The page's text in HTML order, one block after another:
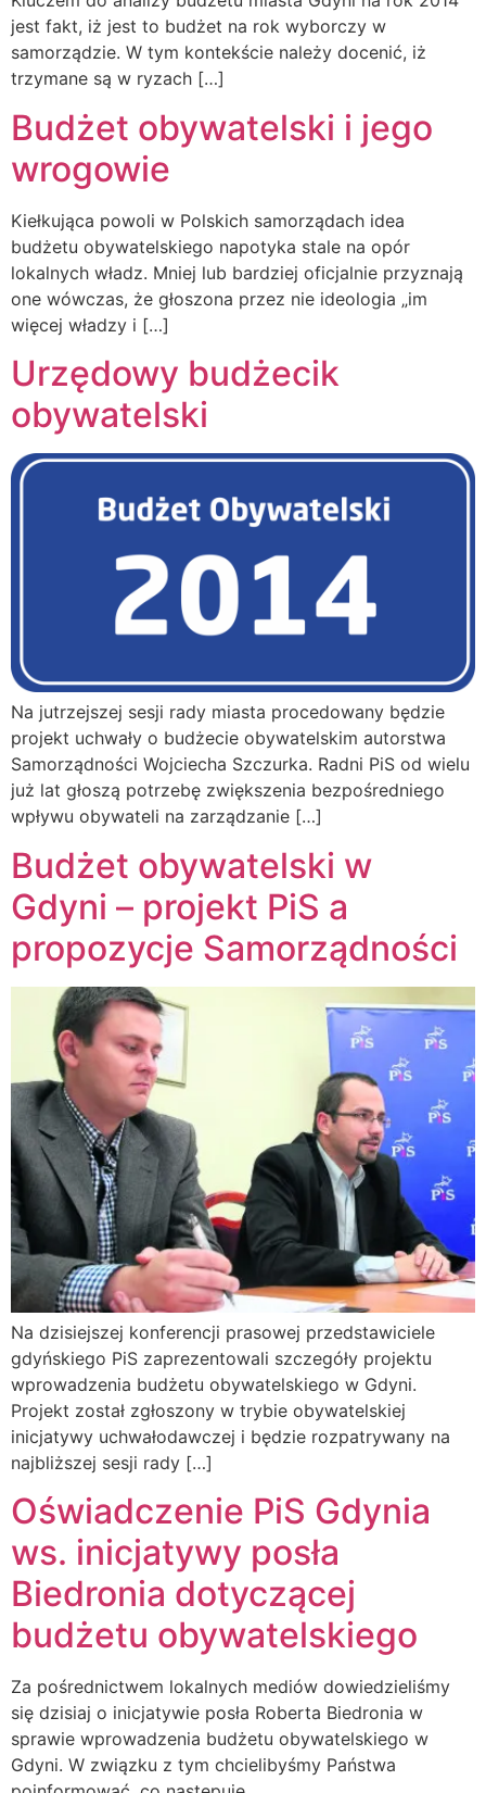
jest fakt, iż jest to budżet na rok wyborczy w
samorządzie. W tym kontekście należy docenić, iż
trzymane są w ryzach […]
Budżet obywatelski i jego
wrogowie
Kiełkująca powoli w Polskich samorządach idea
budżetu obywatelskiego napotyka stale na opór
lokalnych władz. Mniej lub bardziej oficjalnie przyznają
one wówczas, że głoszona przez nie ideologia „im
więcej władzy i […]
Urzędowy budżecik
obywatelski
Na jutrzejszej sesji rady miasta procedowany będzie
projekt uchwały o budżecie obywatelskim autorstwa
Samorządności Wojciecha Szczurka. Radni PiS od wielu
już lat głoszą potrzebę zwiększenia bezpośredniego
wpływu obywateli na zarządzanie […]
Budżet obywatelski w
Gdyni – projekt PiS a
propozycje Samorządności
Na dzisiejszej konferencji prasowej przedstawiciele
gdyńskiego PiS zaprezentowali szczegóły projektu
wprowadzenia budżetu obywatelskiego w Gdyni.
Projekt został zgłoszony w trybie obywatelskiej
inicjatywy uchwałodawczej i będzie rozpatrywany na
najbliższej sesji rady […]
Oświadczenie PiS Gdynia
ws. inicjatywy posła
Biedronia dotyczącej
budżetu obywatelskiego
Za pośrednictwem lokalnych mediów dowiedzieliśmy
się dzisiaj o inicjatywie posła Roberta Biedronia w
sprawie wprowadzenia budżetu obywatelskiego w
Gdyni. W związku z tym chcielibyśmy Państwa